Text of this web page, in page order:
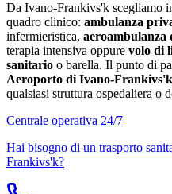
Da Ivano-Frankivs'k scegliamo
quadro clinico: ambulanza
infermieristica, aeroambulanza
terapia intensiva oppure volo di
sanitario o barella. Il punto di
Aeroporto di Ivano-
qualsiasi struttura ospedaliera o
Centrale operativa 24/7
Hai bisogno di un trasporto
Frankivs'k?